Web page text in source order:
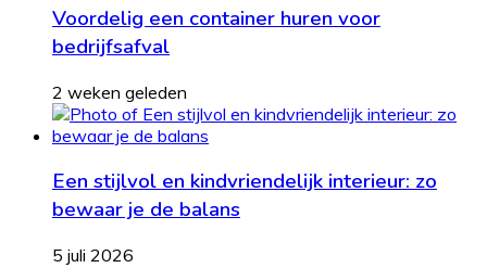
Voordelig een container huren voor
bedrijfsafval
2 weken geleden
Een stijlvol en kindvriendelijk interieur: zo
bewaar je de balans
5 juli 2026